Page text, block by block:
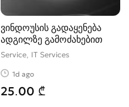
ვინდოუსის გადაყენება
ადგილზე გამოძახებით
Service, IT Services
1d ago
25.00 ₾